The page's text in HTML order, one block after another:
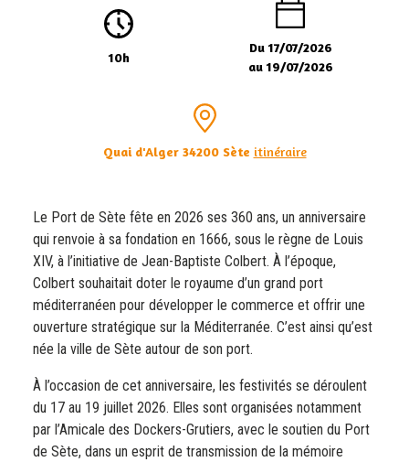
10h
Du 17/07/2026
au 19/07/2026
Quai d'Alger 34200 Sète itinéraire
Le Port de Sète fête en 2026 ses 360 ans, un anniversaire
qui renvoie à sa fondation en 1666, sous le règne de Louis
XIV, à l’initiative de Jean-Baptiste Colbert. À l’époque,
Colbert souhaitait doter le royaume d’un grand port
méditerranéen pour développer le commerce et offrir une
ouverture stratégique sur la Méditerranée. C’est ainsi qu’est
née la ville de Sète autour de son port.
À l’occasion de cet anniversaire, les festivités se déroulent
du 17 au 19 juillet 2026. Elles sont organisées notamment
par l’Amicale des Dockers-Grutiers, avec le soutien du Port
de Sète, dans un esprit de transmission de la mémoire